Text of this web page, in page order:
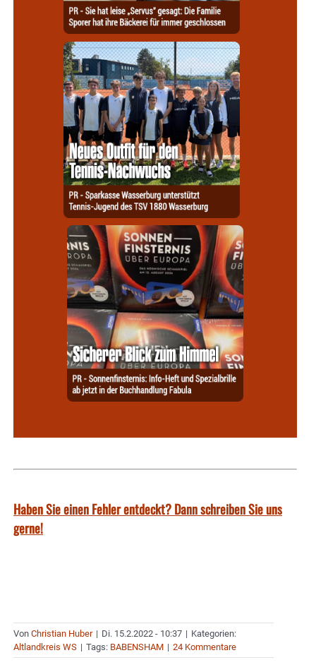
Haben Sie einen Fehler entdeckt? Dann schreiben Sie uns
gerne!
Von Christian Huber | Di. 15.2.2022 - 10:37 | Kategorien:
Altlandkreis WS | Tags: BABENSHAM | 24 Kommentare